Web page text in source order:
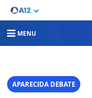
MENU
APARECIDA DEBATE